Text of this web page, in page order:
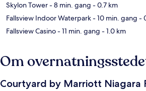
Skylon Tower- 8 min. gang - 0.7 km
Fallsview Indoor Waterpark- 10 min. gang -
Fallsview Casino- 11 min. gang - 1.0 km
Om
Courtyard by Marriott Niagara